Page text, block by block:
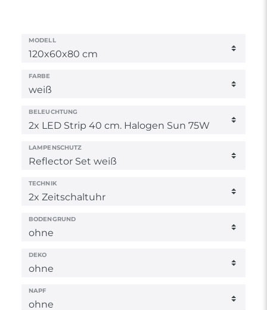
MODELL
FARBE
BELEUCHTUNG
LAMPENSCHUTZ
TECHNIK
BODENGRUND
DEKO
NAPF